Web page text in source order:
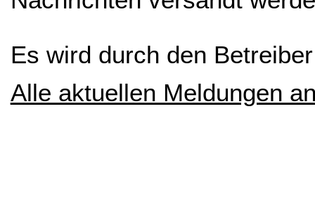
Es wird durch den
Alle aktuellen Meldungen